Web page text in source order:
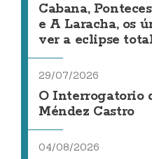
Cabana,
e A Laracha, os
ver a eclipse
29/07/2026
O Interrogatorio
Méndez Castro
04/08/2026